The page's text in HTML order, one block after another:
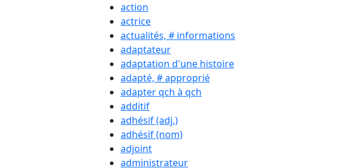
action
actrice
actualités, # informations
adaptateur
adaptation d'une histoire
adapté, # approprié
adapter qch à qch
additif
adhésif (adj.)
adhésif (nom)
adjoint
administrateur